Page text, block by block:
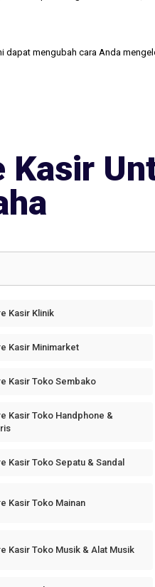
dapat mengubah cara Anda
Kasir Klinik
Kasir Minimarket
Kasir Toko Sembako
Kasir Toko Handphone &
Kasir Toko Sepatu & Sandal
Kasir Toko Mainan
Kasir Toko Musik & Alat Musik